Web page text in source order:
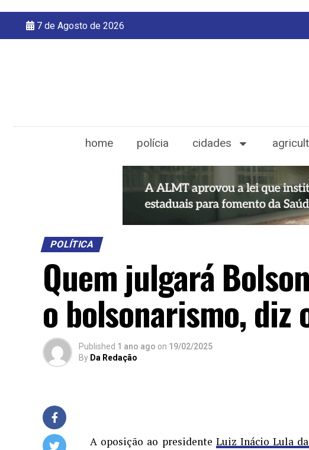
7 de Agosto de 2026
home polícia cidades
POLÍTICA
Quem julgará
o bolsonarismo, diz
Published 1 ano ago on 19/02/2025
By Da Redação
A oposição ao presidente Luiz Inácio Lula